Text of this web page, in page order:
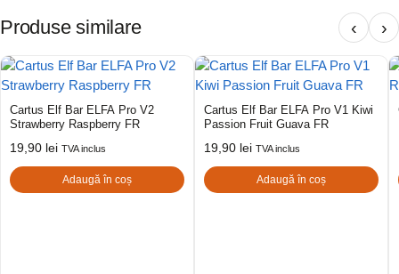
Produse similare ‹ ›
Cartus Elf Bar ELFA Pro V2
Strawberry Raspberry FR
19,90 lei TVA inclus
Adaugă în coș
Cartus Elf Bar ELFA Pro V1 Kiwi
Passion Fruit Guava FR
19,90 lei TVA inclus
Adaugă în coș